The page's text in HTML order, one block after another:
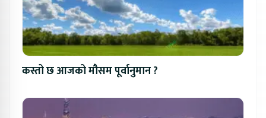
कस्तो छ आजको मौसम पूर्वानुमान ?